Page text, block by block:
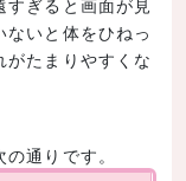
すぎると画面が見
いと体をひねっ
がたまりやすくな
通りです。